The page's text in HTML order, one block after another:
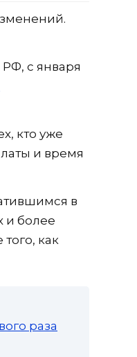
с января
кто уже
и время
в
и более
как
раза